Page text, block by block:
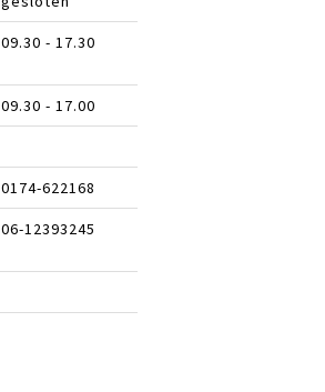
09.30 - 17.30
09.30 - 17.00
0174-622168
06-12393245